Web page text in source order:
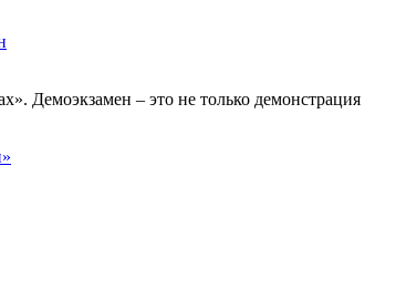
Демоэкзамен – это не только демонстрация